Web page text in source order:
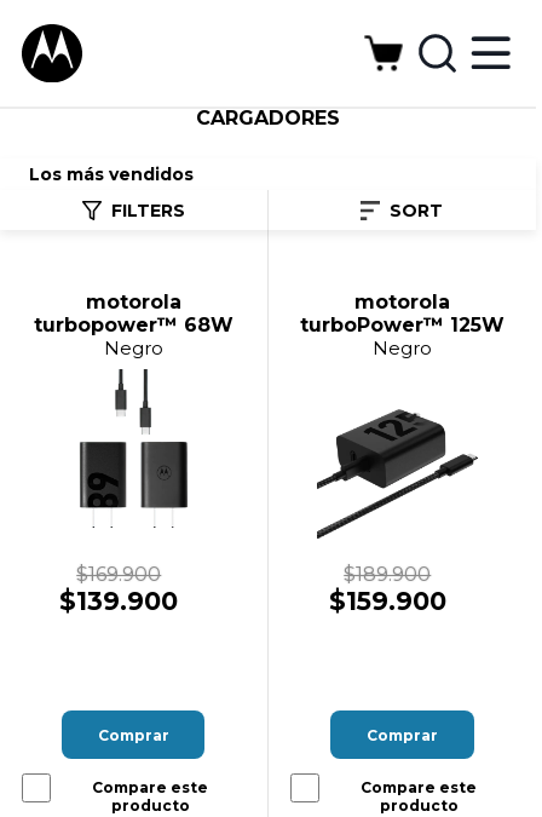
CARGADORES
Los más vendidos
FILTERS
SORT
motorola
turbopower™ 68W
Negro
$169.900
$139.900
Comprar
Compare este
producto
motorola
turboPower™ 125W
Negro
$189.900
$159.900
Comprar
Compare este
producto